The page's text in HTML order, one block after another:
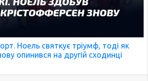
Ноель святкує тріумф, тоді як
опинився на другій сходинці